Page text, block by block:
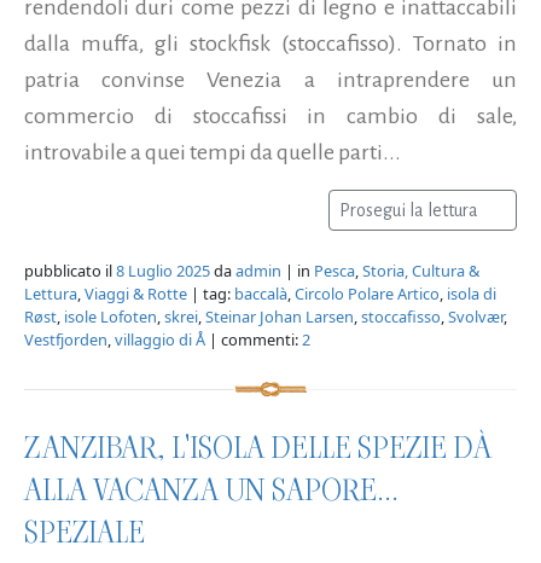
rendendoli duri come pezzi di legno e inattaccabili
dalla muffa, gli stockfisk (stoccafisso). Tornato in
patria convinse Venezia a intraprendere un
commercio di stoccafissi in cambio di sale,
introvabile a quei tempi da quelle parti...
Prosegui la lettura
pubblicato il8 Luglio 2025daadmin | in Pesca,Storia, Cultura &
Lettura,Viaggi & Rotte | tag: baccalà,Circolo Polare Artico, isola di
Røst, isole Lofoten,skrei,Steinar Johan Larsen,stoccafisso,Svolvær,
Vestfjorden,villaggio di Å | commenti:2
ZANZIBAR, L'ISOLA DELLE SPEZIE DÀ
ALLA VACANZA UN SAPORE...
SPEZIALE